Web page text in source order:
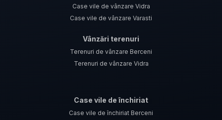
Case vile de vânzare Vidra
Case vile de vânzare Varasti
Vânzări terenuri
Terenuri de vânzare Berceni
Terenuri de vânzare Vidra
Case vile de închiriat
Case vile de închiriat Berceni